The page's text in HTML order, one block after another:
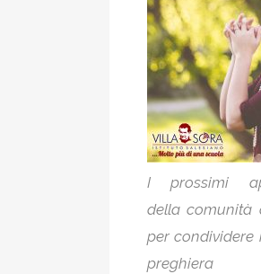
I prossimi
della comunità
per condividere
preghiera